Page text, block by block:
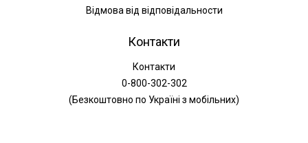
Відмова від відповідальности
Контакти
Контакти
0-800-302-302
(Безкоштовно по Україні з мобільних)